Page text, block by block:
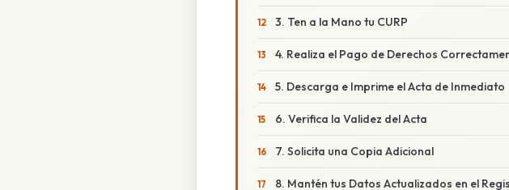
3. Ten a la Mano tu CURP
4. Realiza el Pago de Derechos
5. Descarga e Imprime el Acta de Inmediato
6. Verifica la Validez del Acta
7. Solicita una Copia Adicional
8. Mantén tus Datos Actualizados en el